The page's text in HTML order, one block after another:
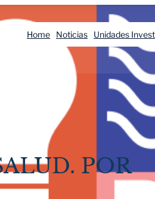
Home Noticias Unidades
POR